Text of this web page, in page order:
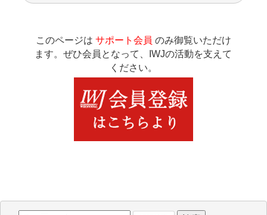
このページは サポート会員 のみ御覧いただけ
ます。ぜひ会員となって、IWJの活動を支えて
ください。